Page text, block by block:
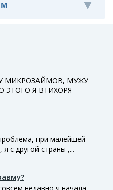
МИКРОЗАЙМОВ, МУЖУ
ЭТОГО Я ВТИХОРЯ
при малейшей
с другой страны ,...
недавно я начала